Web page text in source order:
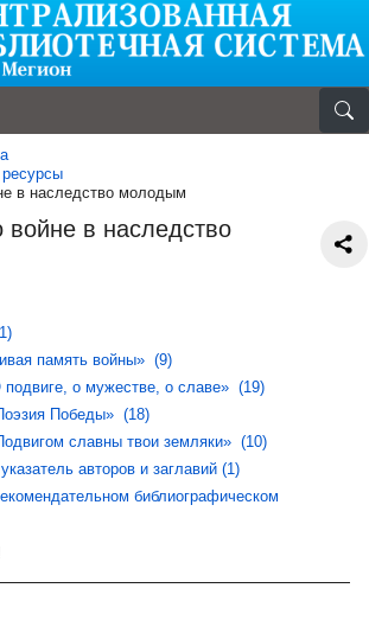
в наследство молодым
войне в наследство
память войны» (9)
о мужестве, о славе» (19)
Победы» (18)
славны твои земляки» (10)
авторов и заглавий (1)
библиографическом